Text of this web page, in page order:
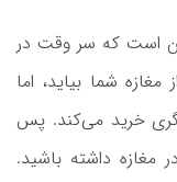
است که سر وقت در
شما بیاید، اما
خرید می‌کند. پس
داشته باشید.